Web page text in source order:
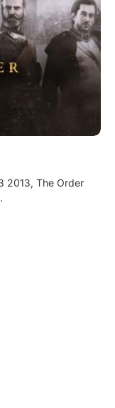
2013, The Order